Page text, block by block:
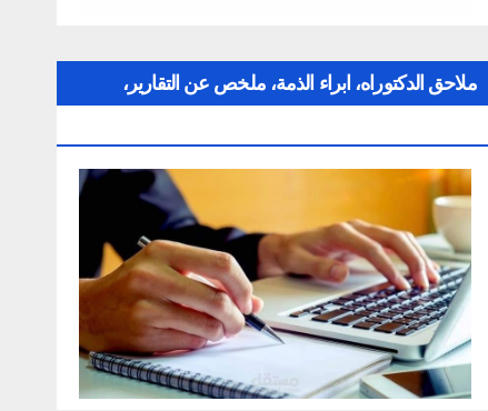
ملاحق الدكتوراه، ابراء الذمة، ملخص عن التقارير،